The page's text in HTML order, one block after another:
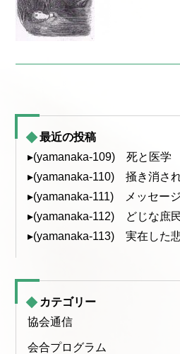
最近の投稿
▸(yamanaka-109) 死と医学
▸(yamanaka-110) 掻き消さ
▸(yamanaka-111) メッセー
▸(yamanaka-112) どじな庶
▸(yamanaka-113) 実在した
カテゴリー
協会通信
会合プログラム